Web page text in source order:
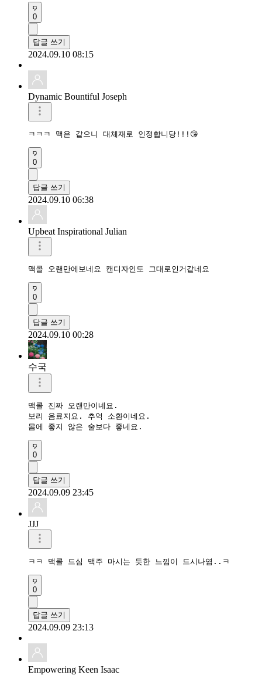
0
답글 쓰기
2024.09.10 08:15
Dynamic Bountiful Joseph
ㅋㅋㅋ 맥은 같으니 대체재로 인정합니당!!!😘
0
답글 쓰기
2024.09.10 06:38
Upbeat Inspirational Julian
맥콜 오랜만에보네요 캔디자인도 그대로인거같네요
0
답글 쓰기
2024.09.10 00:28
수국
맥콜 진짜 오랜만이네요.
보리 음료지요. 추억 소환이네요.
몸에 좋지 않은 술보다 좋네요.
0
답글 쓰기
2024.09.09 23:45
JJJ
ㅋㅋ 맥콜 드심 맥주 마시는 듯한 느낌이 드시나염..ㅋ
0
답글 쓰기
2024.09.09 23:13
Empowering Keen Isaac